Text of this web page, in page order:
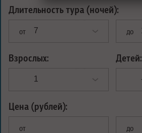
Длительность тура (ночей):
от до
Взрослых: Детей:
Цена (рублей):
от до